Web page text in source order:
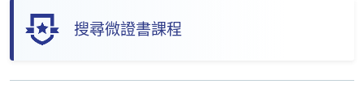
搜尋微證書課程